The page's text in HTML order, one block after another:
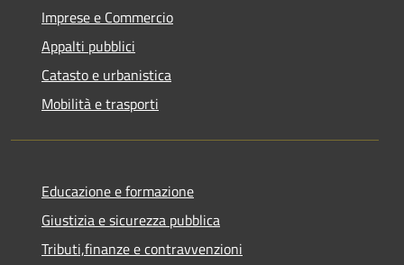
Imprese e Commercio
Appalti pubblici
Catasto e urbanistica
Mobilità e trasporti
Educazione e formazione
Giustizia e sicurezza pubblica
Tributi,finanze e contravvenzioni